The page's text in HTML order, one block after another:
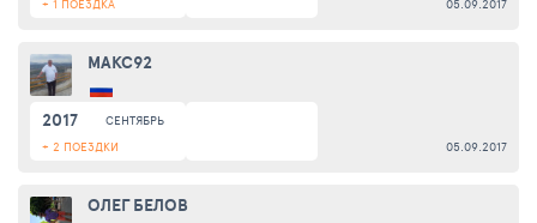
+ 1 ПОЕЗДКА
05.09.2017
MAKC92
2017
СЕНТЯБРЬ
+ 2 ПОЕЗДКИ
05.09.2017
ОЛЕГ БЕЛОВ